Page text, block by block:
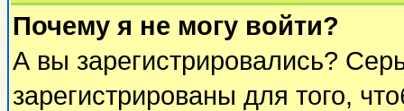
Почему я не могу войти?
А вы зарегистрировались?
зарегистрированы для того,